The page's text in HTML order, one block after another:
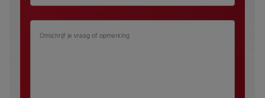
Omschrijf je vraag of opmerking